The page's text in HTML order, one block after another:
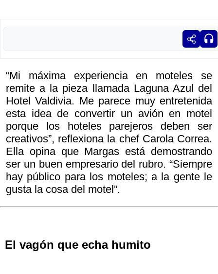
“Mi máxima experiencia en moteles se
remite a la pieza llamada Laguna Azul del
Hotel Valdivia. Me parece muy entretenida
esta idea de convertir un avión en motel
porque los hoteles parejeros deben ser
creativos”, reflexiona la chef Carola Correa.
Ella opina que Margas está demostrando
ser un buen empresario del rubro. “Siempre
hay público para los moteles; a la gente le
gusta la cosa del motel”.
El vagón que echa humito